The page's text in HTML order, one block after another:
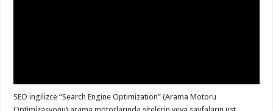
SEO ingilizce “Search Engine Optimization” (Arama Motoru